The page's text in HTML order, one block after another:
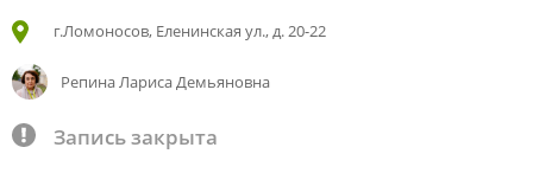
г.Ломоносов, Еленинская ул., д. 20-22
Репина Лариса Демьяновна
Запись закрыта